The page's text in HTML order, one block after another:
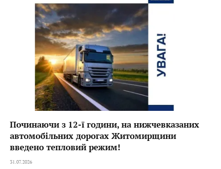
Починаючи з 12-ї години, на нижчевказаних
автомобільних дорогах Житомирщини
введено тепловий режим!
31.07.2026